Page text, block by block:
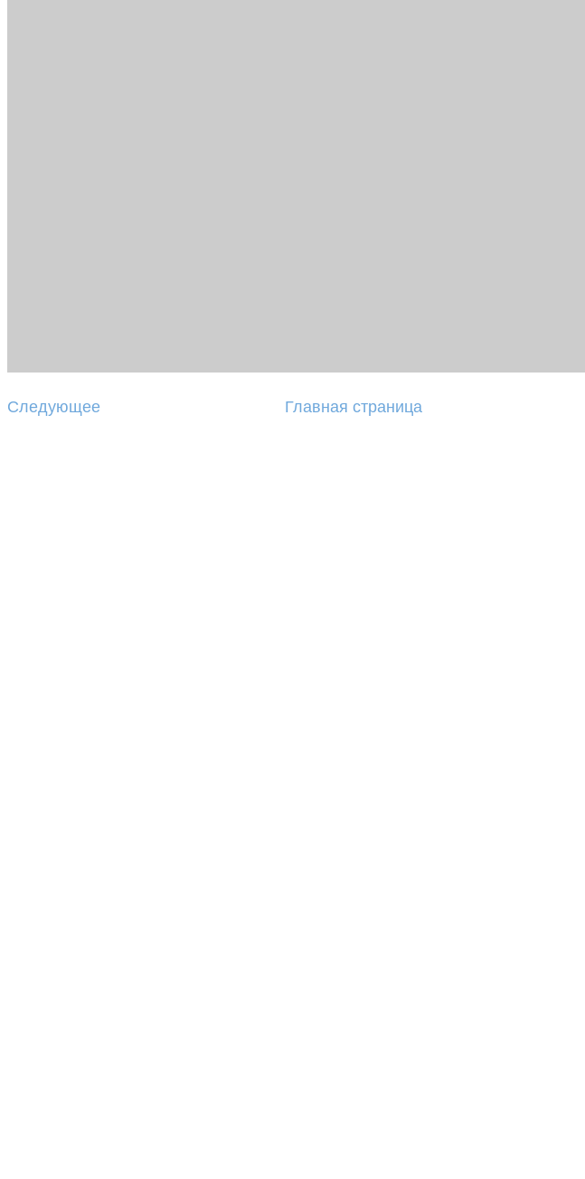
Следующее Главная страница